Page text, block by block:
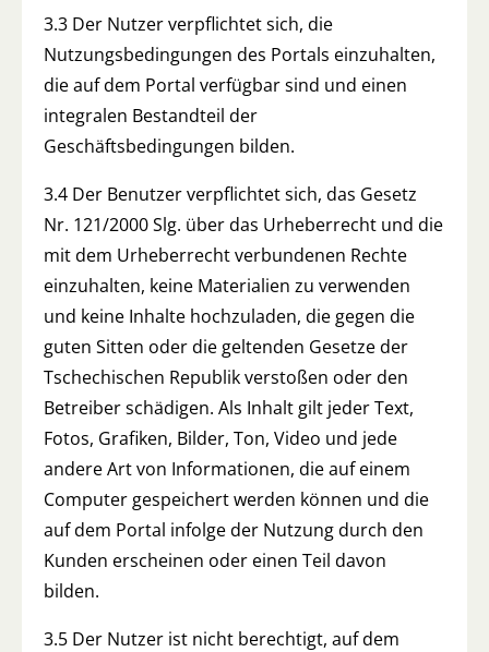
3.3 Der Nutzer verpflichtet sich, die
Nutzungsbedingungen des Portals einzuhalten,
die auf dem Portal verfügbar sind und einen
integralen Bestandteil der
Geschäftsbedingungen bilden.
3.4 Der Benutzer verpflichtet sich, das Gesetz
Nr. 121/2000 Slg. über das Urheberrecht und die
mit dem Urheberrecht verbundenen Rechte
einzuhalten, keine Materialien zu verwenden
und keine Inhalte hochzuladen, die gegen die
guten Sitten oder die geltenden Gesetze der
Tschechischen Republik verstoßen oder den
Betreiber schädigen. Als Inhalt gilt jeder Text,
Fotos, Grafiken, Bilder, Ton, Video und jede
andere Art von Informationen, die auf einem
Computer gespeichert werden können und die
auf dem Portal infolge der Nutzung durch den
Kunden erscheinen oder einen Teil davon
bilden.
3.5 Der Nutzer ist nicht berechtigt, auf dem